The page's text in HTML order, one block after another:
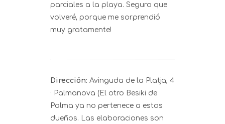
parciales a la playa. Seguro que
volveré, porque me sorprendió
muy gratamente!
Dirección: Avinguda de la Platja, 4
· Palmanova (El otro Besiki de
Palma ya no pertenece a estos
dueños. Las elaboraciones son